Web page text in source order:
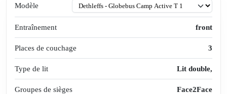
Modèle
Entraînement front
Places de couchage 3
Type de lit Lit double,
Groupes de sièges Face2Face